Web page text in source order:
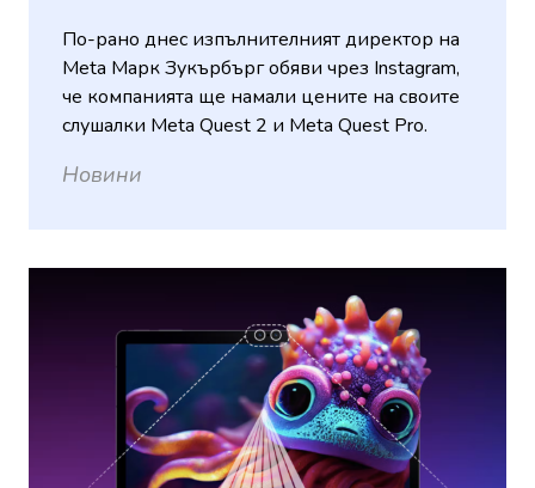
По-рано днес изпълнителният директор на
Meta Марк Зукърбърг обяви чрез Instagram,
че компанията ще намали цените на своите
слушалки Meta Quest 2 и Meta Quest Pro.
Новини